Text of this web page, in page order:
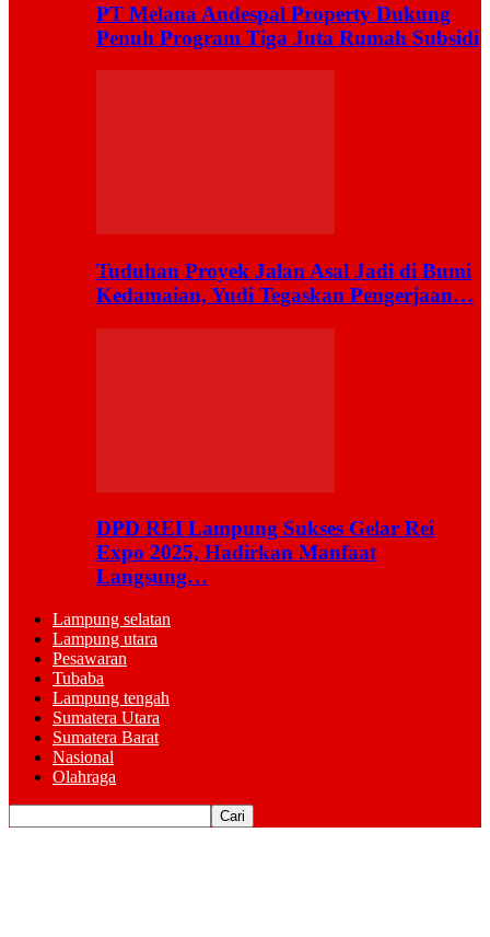
PT Melana Andespal Property Dukung
Penuh Program Tiga Juta Rumah Subsidi
Tuduhan Proyek Jalan Asal Jadi di Bumi
Kedamaian, Yudi Tegaskan Pengerjaan…
DPD REI Lampung Sukses Gelar Rei
Expo 2025, Hadirkan Manfaat
Langsung…
Lampung selatan
Lampung utara
Pesawaran
Tubaba
Lampung tengah
Sumatera Utara
Sumatera Barat
Nasional
Olahraga